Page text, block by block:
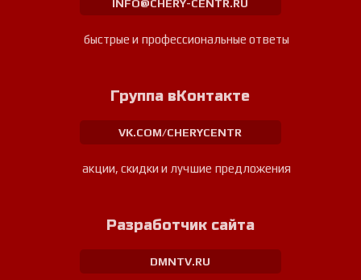
INFO@CHERY-CENTR.RU
быстрые и профессиональные ответы
Группа вКонтакте
VK.COM/CHERYCENTR
акции, скидки и лучшие предложения
Разработчик сайта
DMNTV.RU